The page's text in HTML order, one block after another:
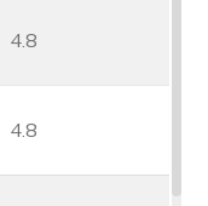
4.8
4.8